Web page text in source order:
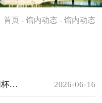
首页- 馆内动态 - 馆内动态
2026年第七届福建省高校“学问杯”影评大赛获奖名单揭晓 2026-06-16